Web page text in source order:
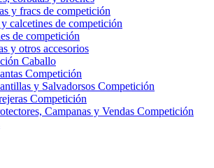
y fracs de competición
calcetines de competición
de competición
y otros accesorios
Caballo
Competición
y Salvadorsos Competición
Competición
Campanas y Vendas Competición